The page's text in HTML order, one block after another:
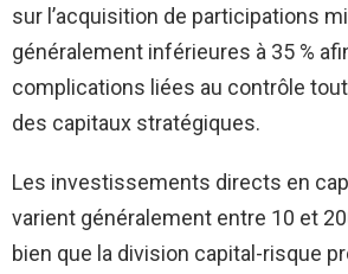
sur l’acquisition de participations
généralement inférieures à 35 %
complications liées au contrôle
des capitaux stratégiques.
Les investissements directs en
varient généralement entre 10 et
bien que la division capital-risque